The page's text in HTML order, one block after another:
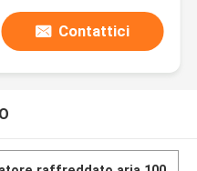
Contattici